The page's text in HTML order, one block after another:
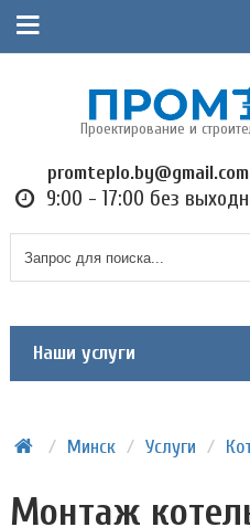
Проектирование и
promteplo.by@gmail.com
9:00 - 17:00 без
Наши услуги
/ Минск / Услуги /
Монтаж